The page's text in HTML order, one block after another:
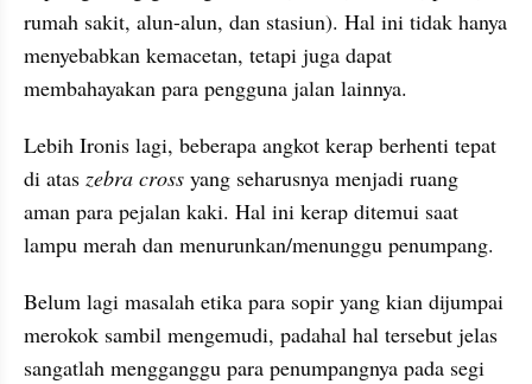
rumah sakit, alun-alun, dan stasiun). Hal ini tidak hanya
menyebabkan kemacetan, tetapi juga dapat
membahayakan para pengguna jalan lainnya.
Lebih Ironis lagi, beberapa angkot kerap berhenti tepat
di atas zebra cross yang seharusnya menjadi ruang
aman para pejalan kaki. Hal ini kerap ditemui saat
lampu merah dan menurunkan/menunggu penumpang.
Belum lagi masalah etika para sopir yang kian dijumpai
merokok sambil mengemudi, padahal hal tersebut jelas
sangatlah mengganggu para penumpangnya pada segi